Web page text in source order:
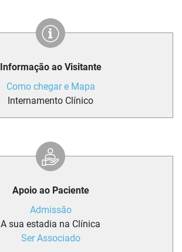
Informação ao Visitante
Como chegar e Mapa
Internamento Clínico
Apoio ao Paciente
Admissão
A sua estadia na Clínica
Ser Associado